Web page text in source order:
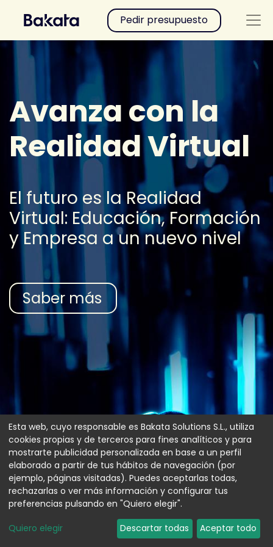
Pedir presupuesto
Avanza con la
Realidad Virtual
El futuro es la Realidad
Virtual: Educación, Formación
y Empresa a un nuevo nivel
Saber más
Esta web, cuyo responsable es Bakata Solutions S.L., utiliza
cookies propias y de terceros para fines analíticos y para
mostrarte publicidad personalizada en base a un perfil
elaborado a partir de tus hábitos de navegación (por
ejemplo, páginas visitadas). Puedes aceptarlas todas,
rechazarlas o ver más información y configurar tus
preferencias pulsando en "Quiero elegir".
Quiero elegir Descartar todas Aceptar todo